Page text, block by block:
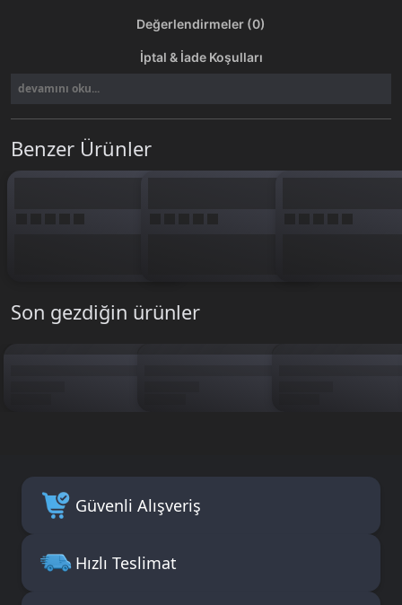
Değerlendirmeler (0)
İptal & İade Koşulları
devamını oku...
Benzer Ürünler
Son gezdiğin ürünler
Güvenli Alışveriş
Hızlı Teslimat